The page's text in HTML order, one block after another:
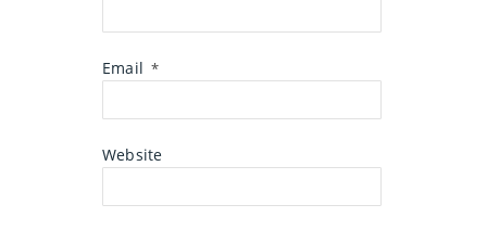
Email *
Website